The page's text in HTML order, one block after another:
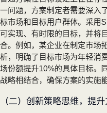
一问题，方案制定者需要深入
标市场和目标用户群体。采用
可实现、有时限的目标，并将
合。例如，某企业在制定市场
析，明确了目标市场为年轻消
场份额提升10%的具体目标。
战略相结合，确保方案的实施
（二）创新策略思维，提